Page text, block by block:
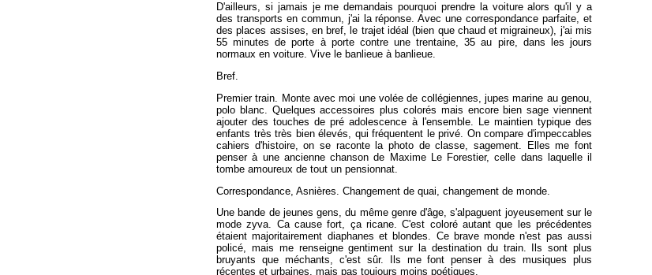
D'ailleurs, si jamais je me demandais pourquoi prendre la voiture alors qu'il y a
des transports en commun, j'ai la réponse. Avec une correspondance parfaite, et
des places assises, en bref, le trajet idéal (bien que chaud et migraineux), j'ai mis
55 minutes de porte à porte contre une trentaine, 35 au pire, dans les jours
normaux en voiture. Vive le banlieue à banlieue.
Bref.
Premier train. Monte avec moi une volée de collégiennes, jupes marine au genou,
polo blanc. Quelques accessoires plus colorés mais encore bien sage viennent
ajouter des touches de pré adolescence à l'ensemble. Le maintien typique des
enfants très très bien élevés, qui fréquentent le privé. On compare d'impeccables
cahiers d'histoire, on se raconte la photo de classe, sagement. Elles me font
penser à une ancienne chanson de Maxime Le Forestier, celle dans laquelle il
tombe amoureux de tout un pensionnat.
Correspondance, Asnières. Changement de quai, changement de monde.
Une bande de jeunes gens, du même genre d'âge, s'alpaguent joyeusement sur le
mode zyva. Ca cause fort, ça ricane. C'est coloré autant que les précédentes
étaient majoritairement diaphanes et blondes. Ce brave monde n'est pas aussi
policé, mais me renseigne gentiment sur la destination du train. Ils sont plus
bruyants que méchants, c'est sûr. Ils me font penser à des musiques plus
récentes et urbaines, mais pas toujours moins poétiques.